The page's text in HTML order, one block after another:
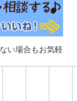
い場合もお気軽